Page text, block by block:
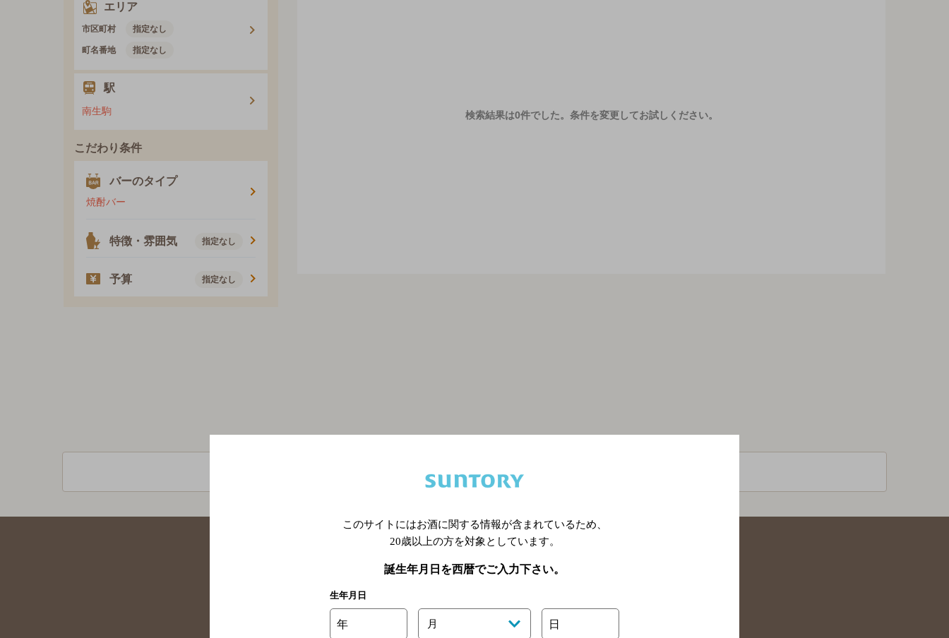
エリア
市区町村 指定なし
町名番地 指定なし
駅
南生駒
こだわり条件
バーのタイプ
焼酎バー
特徴・雰囲気 指定なし
予算 指定なし
検索結果は0件でした。 条件を変更してお試しください。
関連ページ
このサイトにはお酒に関する情報が含まれているため、
20歳以上の方を対象としています。
誕生年月日を西暦でご入力下さい。
生年月日
年 月 日